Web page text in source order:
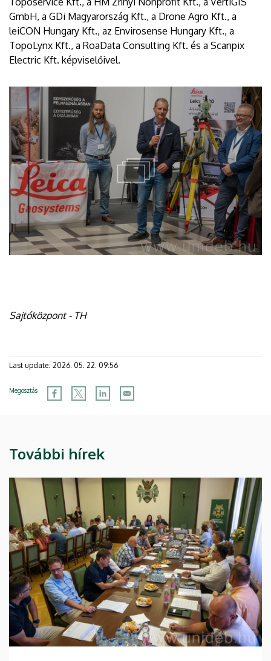
GmbH, a GDi Magyarország Kft., a Drone Agro Kft., a
leiCON Hungary Kft., az Envirosense Hungary Kft., a
TopoLynx Kft., a RoaData Consulting Kft. és a Scanpix
Electric Kft. képviselőivel.
Sajtóközpont - TH
Last update: 2026. 05. 22. 09:56
Megosztás
További hírek